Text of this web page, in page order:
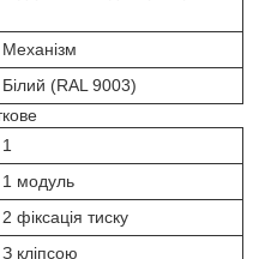
Механізм
Білий (RAL 9003)
1
1 модуль
2 фіксація тиску
З кліпсою